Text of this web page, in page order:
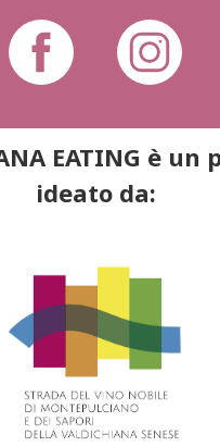
EATING è un
ideato da: